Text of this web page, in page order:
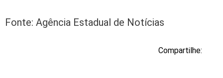
Fonte: Agência Estadual de Notícias
Compartilhe: